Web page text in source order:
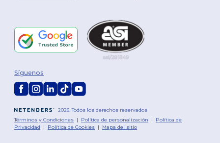
2026. Todos los derechos reservados
Términos y Condiciones | Política de personalización | Política de
Privacidad | Política de Cookies | Mapa del sitio
Síguenos